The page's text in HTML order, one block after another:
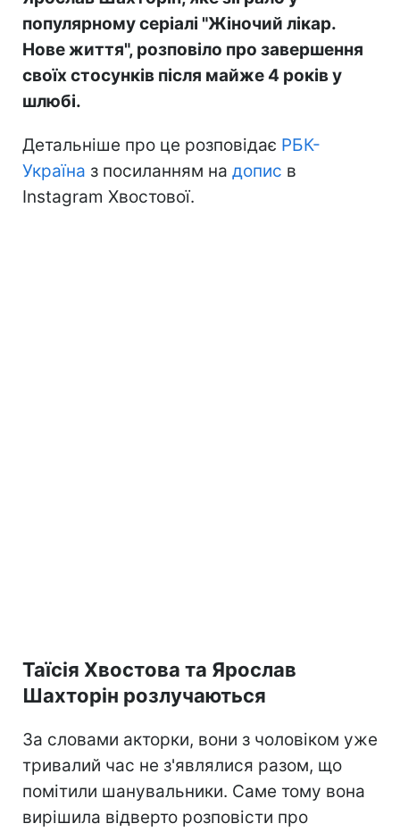
популярному серіалі "Жіночий лікар.
Нове життя", розповіло про завершення
своїх стосунків після майже 4 років у
шлюбі.
Детальніше про це розповідає РБК-
Україна з посиланням на допис в
Instagram Хвостової.
Таїсія Хвостова та Ярослав
Шахторін розлучаються
За словами акторки, вони з чоловіком уже
тривалий час не з'являлися разом, що
помітили шанувальники. Саме тому вона
вирішила відверто розповісти про